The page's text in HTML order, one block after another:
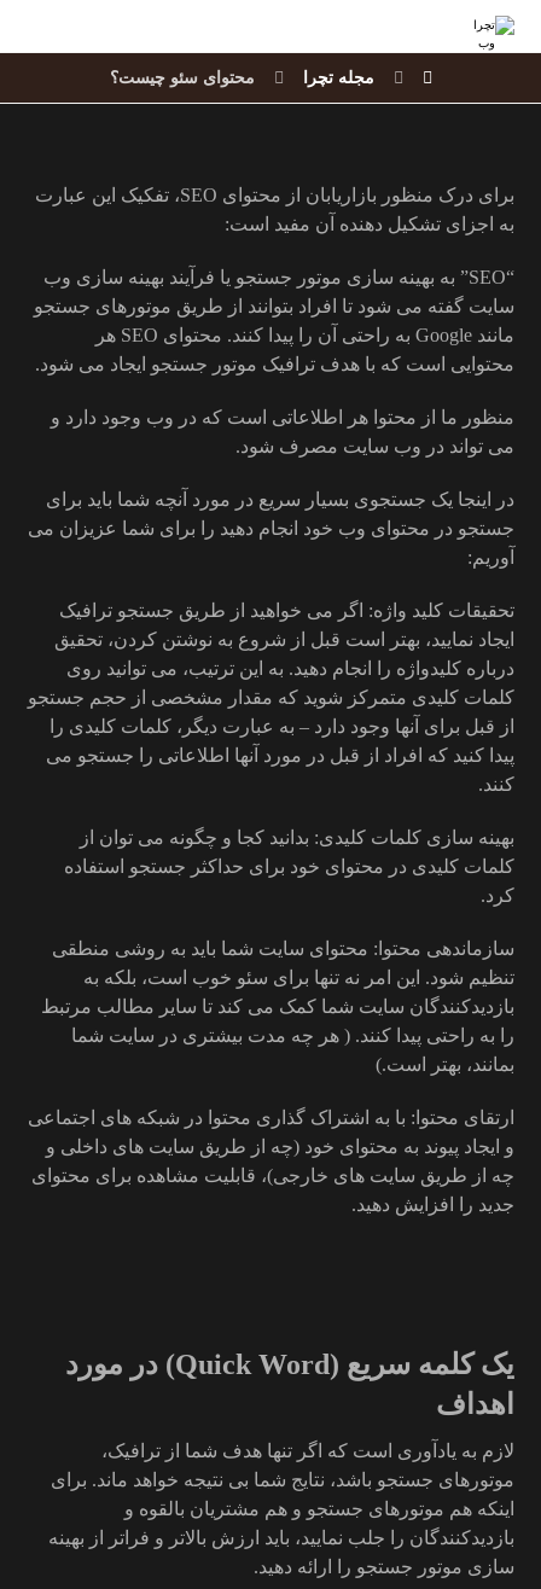
مجله تچرا محتوای سئو چیست؟
برای درک منظور بازاریابان از محتوای SEO، تفکیک این عبارت
به اجزای تشکیل دهنده آن مفید است:
“SEO” به بهینه سازی موتور جستجو یا فرآیند بهینه سازی وب
سایت گفته می شود تا افراد بتوانند از طریق موتورهای جستجو
مانند Google به راحتی آن را پیدا کنند. محتوای SEO هر
محتوایی است که با هدف ترافیک موتور جستجو ایجاد می شود.
منظور ما از محتوا هر اطلاعاتی است که در وب وجود دارد و
می تواند در وب سایت مصرف شود.
در اینجا یک جستجوی بسیار سریع در مورد آنچه شما باید برای
جستجو در محتوای وب خود انجام دهید را برای شما عزیزان می
آوریم:
تحقیقات کلید واژه: اگر می خواهید از طریق جستجو ترافیک
ایجاد نمایید، بهتر است قبل از شروع به نوشتن کردن، تحقیق
درباره کلیدواژه را انجام دهید. به این ترتیب، می توانید روی
کلمات کلیدی متمرکز شوید که مقدار مشخصی از حجم جستجو
از قبل برای آنها وجود دارد – به عبارت دیگر، کلمات کلیدی را
پیدا کنید که افراد از قبل در مورد آنها اطلاعاتی را جستجو می
کنند.
بهینه سازی کلمات کلیدی: بدانید کجا و چگونه می توان از
کلمات کلیدی در محتوای خود برای حداکثر جستجو استفاده
کرد.
سازماندهی محتوا: محتوای سایت شما باید به روشی منطقی
تنظیم شود. این امر نه تنها برای سئو خوب است، بلکه به
بازدیدکنندگان سایت شما کمک می کند تا سایر مطالب مرتبط
را به راحتی پیدا کنند. ( هر چه مدت بیشتری در سایت شما
بمانند، بهتر است.)
ارتقای محتوا: با به اشتراک گذاری محتوا در شبکه های اجتماعی
و ایجاد پیوند به محتوای خود (چه از طریق سایت های داخلی و
چه از طریق سایت های خارجی)، قابلیت مشاهده برای محتوای
جدید را افزایش دهید.
یک کلمه سریع (Quick Word) در مورد
اهداف
لازم به یادآوری است که اگر تنها هدف شما از ترافیک،
موتورهای جستجو باشد، نتایج شما بی نتیجه خواهد ماند. برای
اینکه هم موتورهای جستجو و هم مشتریان بالقوه و
بازدیدکنندگان را جلب نمایید، باید ارزش بالاتر و فراتر از بهینه
سازی موتور جستجو را ارائه دهید.